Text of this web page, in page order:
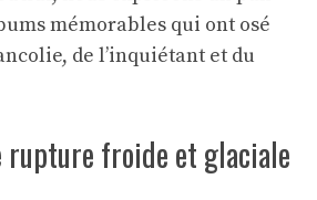
mémorables qui ont osé
de l’inquiétant et du
rupture froide et glaciale